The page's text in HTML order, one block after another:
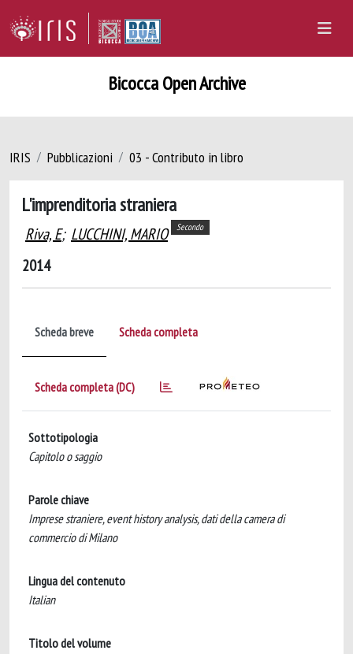
Bicocca Open Archive
IRIS Pubblicazioni 03 - Contributo in libro
L'imprenditoria straniera
Riva, E; LUCCHINI, MARIO Secondo
2014
Scheda breve Scheda completa
Scheda completa (DC)
Sottotipologia
Capitolo o saggio
Parole chiave
Imprese straniere, event history analysis, dati della camera di
commercio di Milano
Lingua del contenuto
Italian
Titolo del volume